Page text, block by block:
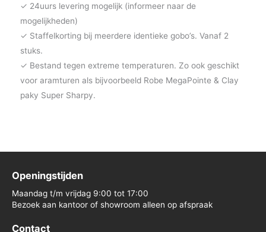
✓ 24uurs levering mogelijk (informeer naar de
mogelijkheden)
✓ Staffelkorting bij meerdere identieke gobo’s. Vanaf 2
stuks.
✓ Bestand tegen extreme temperaturen. Zo ook geschikt
voor aramturen als bijvoorbeeld Robe MegaPointe & Clay
paky Super Sharpy.
Openingstijden
Maandag t/m vrijdag 9:00 tot 17:00
Bezoek aan kantoor of showroom alleen op afspraak
Contact